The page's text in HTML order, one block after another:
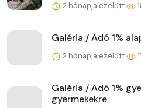
2 hónapja ezelőtt
Galéria / Adó 1%
2 hónapja ezelőtt
Galéria / Adó 1%
gyermekekre